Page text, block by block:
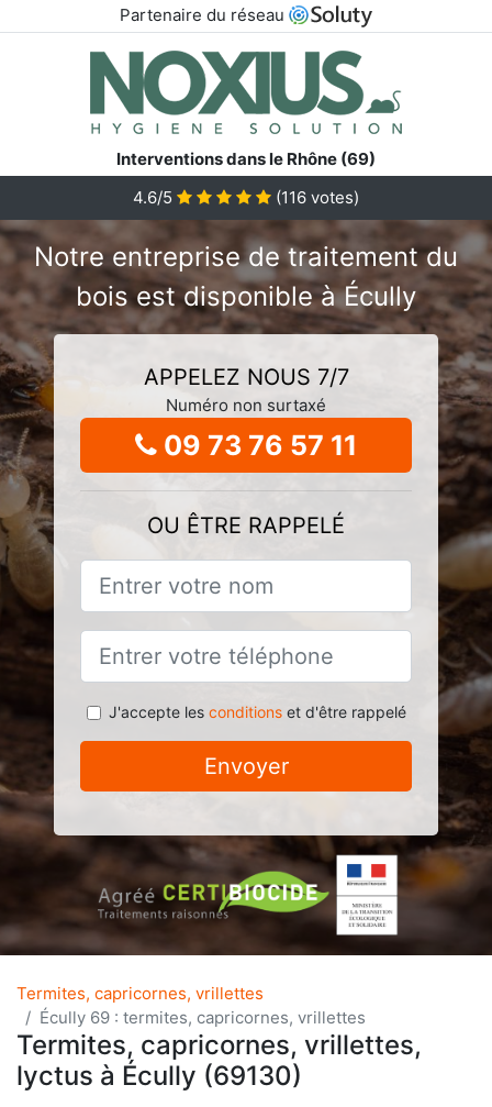
Partenaire du réseau
Interventions dans le Rhône (69)
4.6/5
(116 votes)
Notre entreprise de traitement du
bois est disponible à Écully
APPELEZ NOUS 7/7
Numéro non surtaxé
09 73 76 57 11
OU ÊTRE RAPPELÉ
J'accepte les conditionset d'être rappelé
Envoyer
Termites, capricornes, vrillettes
Écully 69 : termites, capricornes, vrillettes
Termites, capricornes, vrillettes,
lyctus à Écully (69130)